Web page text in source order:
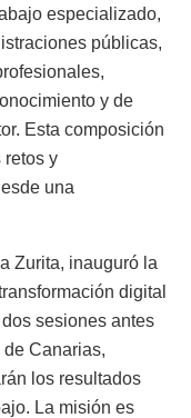
especializado,
públicas,
y de
Esta composición
retos y
una
Zurita, inauguró la
digital
sesiones antes
Canarias,
los resultados
La misión es